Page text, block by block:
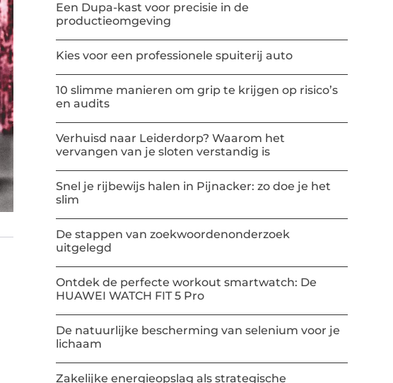
Een Dupa-kast voor precisie in de
productieomgeving
Kies voor een professionele spuiterij auto
10 slimme manieren om grip te krijgen op risico’s
en audits
Verhuisd naar Leiderdorp? Waarom het
vervangen van je sloten verstandig is
Snel je rijbewijs halen in Pijnacker: zo doe je het
slim
De stappen van zoekwoordenonderzoek
uitgelegd
Ontdek de perfecte workout smartwatch: De
HUAWEI WATCH FIT 5 Pro
De natuurlijke bescherming van selenium voor je
lichaam
Zakelijke energieopslag als strategische